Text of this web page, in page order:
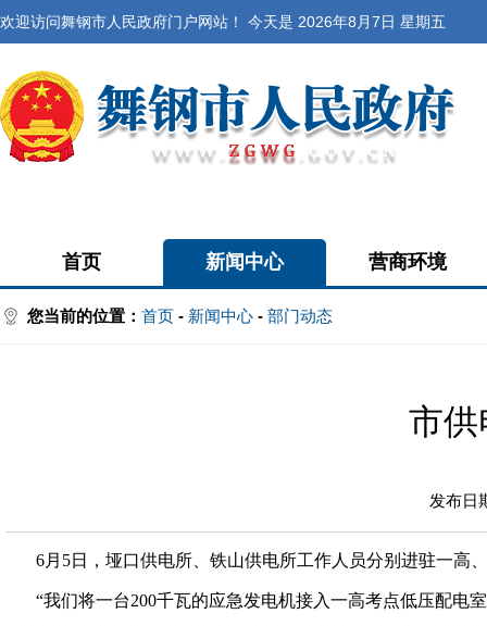
欢迎访问舞钢市人民政府门户网站！ 今天是 2026年8月7日 星期五
首页 新闻中心 营商环境
您当前的位置： 首页 - 新闻中心 - 部门动态
市供
发布日
6月5日，垭口供电所、铁山供电所工作人员分别进驻一高
“我们将一台200千瓦的应急发电机接入一高考点低压配电